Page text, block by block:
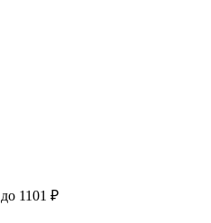
до 1101 ₽